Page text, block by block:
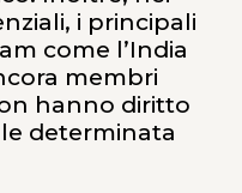
i principali
come l’India
membri
hanno diritto
determinata